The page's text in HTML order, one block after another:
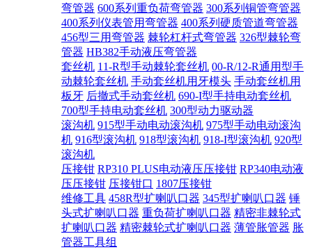
弯管器 600系列重负荷弯管器 300系列铜管弯管器
400系列仪表管用弯管器 400系列硬质管道弯管器
456型三用弯管器 棘轮杠杆式弯管器 326型棘轮弯
管器 HB382手动液压弯管器
套丝机 11-R型手动棘轮套丝机 00-R/12-R通用型手
动棘轮套丝机 手动套丝机用牙模头 手动套丝机用
板牙 后撤式手动套丝机 690-I型手持电动套丝机
700型手持电动套丝机 300型动力驱动器
滚沟机 915型手动电动滚沟机 975型手动电动滚沟
机 916型滚沟机 918型滚沟机 918-I型滚沟机 920型
滚沟机
压接钳 RP310 PLUS电动液压压接钳 RP340电动液
压压接钳 压接钳口 1807压接钳
维修工具 458R型扩喇叭口器 345型扩喇叭口器 锤
头式扩喇叭口器 重负荷扩喇叭口器 精密非棘轮式
扩喇叭口器 精密棘轮式扩喇叭口器 薄管胀管器 胀
管器工具组